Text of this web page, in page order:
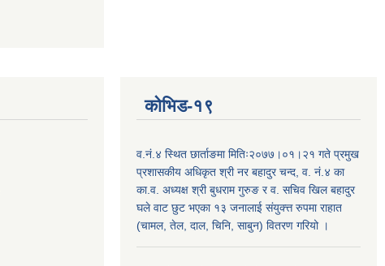
कोभिड-१९
व.नं.४ स्थित छार्ताङमा मितिः२०७७।०१।२१ गते प्रमुख
प्रशासकीय अधिकृत श्री नर बहादुर चन्द, व. नं.४ का
का.व. अध्यक्ष श्री बुधराम गुरुङ र व. सचिव खिल बहादुर
घले वाट छुट भएका १३ जनालाई संयुक्त्त रुपमा राहात
(चामल, तेल, दाल, चिनि, साबुन) वितरण गरियो ।